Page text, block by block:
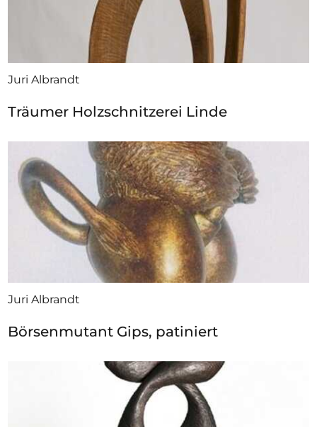
Juri Albrandt
Träumer Holzschnitzerei Linde
Juri Albrandt
Börsenmutant Gips, patiniert